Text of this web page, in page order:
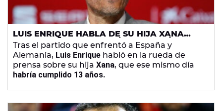
LUIS ENRIQUE HABLA DE SU HIJA XANA
POR PRIMERA VEZ EN PÚBLICO: "ASÍ
FUNCIONA LA VIDA"
Tras el partido que enfrentó a España y
Alemania, Luis Enrique habló en la rueda de
prensa sobre su hija Xana, que ese mismo día
habría cumplido 13 años.